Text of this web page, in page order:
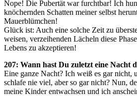
Nope! Die Pubertät war furchtbar! Ich
knöchernden Schatten meiner selbst
Mauerblümchen!
Glück ist: Auch eine solche Zeit zu
weisen, verzeihenden Lächeln diese
Lebens zu akzeptieren!
207: Wann hast Du zuletzt eine Nacht
Eine ganze Nacht? Ich weiß es gar nicht,
schlafe nie viel, aber so gar nicht? Nun,
meine Kinder entwachsen und ich